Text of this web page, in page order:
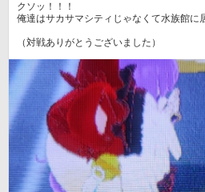
クソッ！！！
俺達はサカサマシティじゃなくて水族館に
（対戦ありがとうございました）